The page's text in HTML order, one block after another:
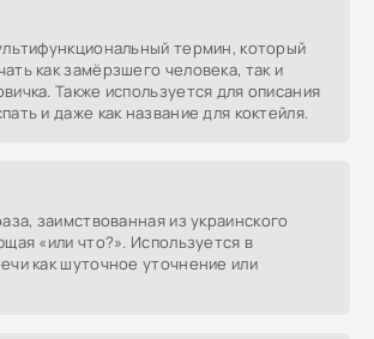
термин, который
как замёрзшего человека, так и
Также используется для описания
и даже как название для коктейля.
заимствованная из украинского
«или что?». Используется в
как шуточное уточнение или